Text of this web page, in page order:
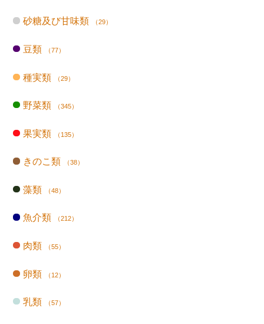
砂糖及び甘味類 （29）
豆類 （77）
種実類 （29）
野菜類 （345）
果実類 （135）
きのこ類 （38）
藻類 （48）
魚介類 （212）
肉類 （55）
卵類 （12）
乳類 （57）